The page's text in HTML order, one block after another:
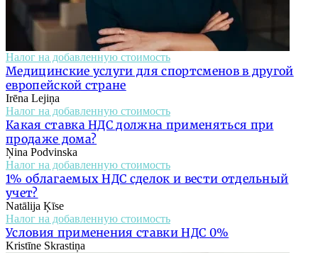
Налог на добавленную стоимость
Медицинские услуги для спортсменов в другой
европейской стране
Irēna Lejiņa
Налог на добавленную стоимость
Какая ставка НДС должна применяться при
продаже дома?
Ņina Podvinska
Налог на добавленную стоимость
1% облагаемых НДС сделок и вести отдельный
учет?
Natālija Ķīse
Налог на добавленную стоимость
Условия применения ставки НДС 0%
Kristīne Skrastiņa